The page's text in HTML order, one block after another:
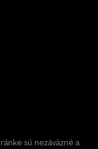
sú nezáväzné a